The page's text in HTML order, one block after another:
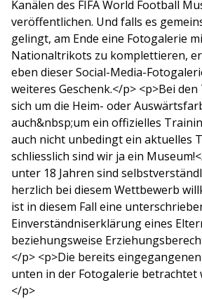
Kanälen des FIFA World Football
veröffentlichen. Und falls es
gelingt, am Ende eine Fotogalerie
Nationaltrikots zu komplettieren,
eben dieser Social-Media-
weiteres Geschenk.</p> <p>Bei
sich um die Heim- oder
auch&nbsp;um ein offizielles
auch nicht unbedingt ein aktuelles
schliesslich sind wir ja ein
unter 18 Jahren sind
herzlich bei diesem Wettbewerb
ist in diesem Fall eine
Einverständniserklärung eines
beziehungsweise
</p> <p>Die bereits
unten in der Fotogalerie betrachtet
</p>